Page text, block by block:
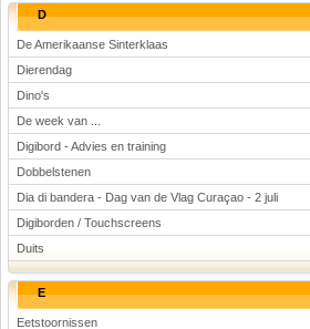
D
De Amerikaanse Sinterklaas
Dierendag
Dino's
De week van ...
Digibord - Advies en training
Dobbelstenen
Dia di bandera - Dag van de Vlag Curaçao - 2 juli
Digiborden / Touchscreens
Duits
E
Eetstoornissen